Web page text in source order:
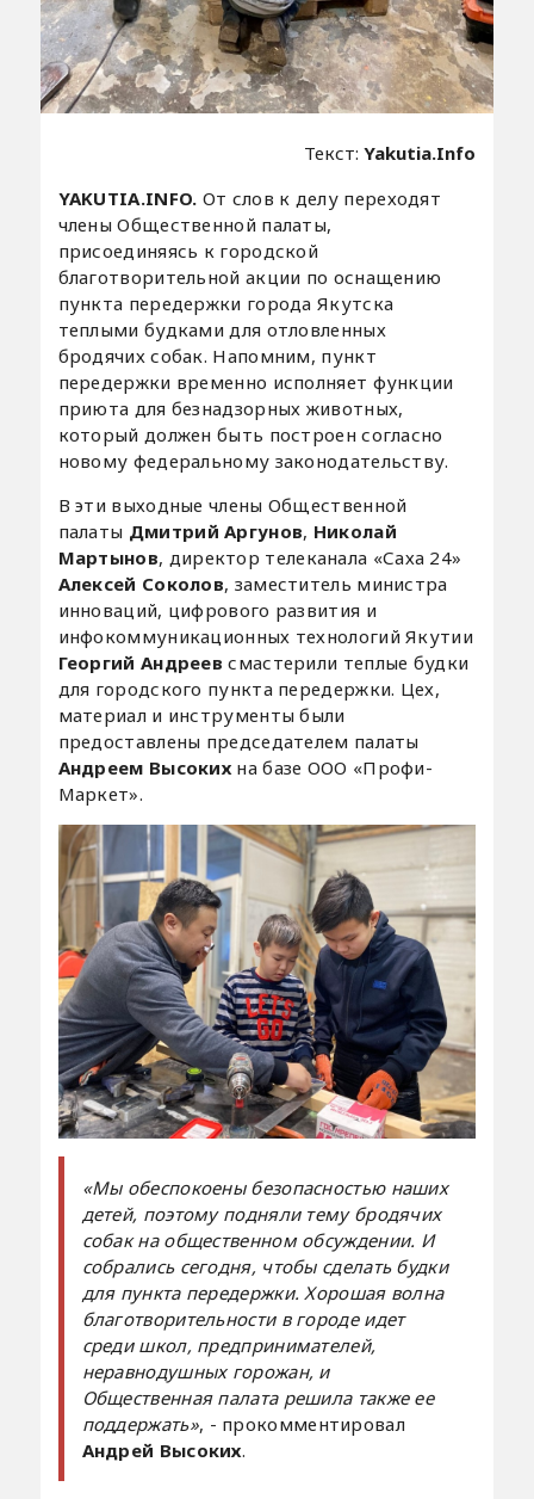
Текст:Yakutia.Info
YAKUTIA.INFO. От слов к делу переходят
члены Общественной палаты,
присоединяясь к городской
благотворительной акции по оснащению
пункта передержки города Якутска
теплыми будками для отловленных
бродячих собак. Напомним, пункт
передержки временно исполняет функции
приюта для безнадзорных животных,
который должен быть построен согласно
новому федеральному законодательству.
В эти выходные члены Общественной
палаты Дмитрий Аргунов, Николай
Мартынов, директор телеканала «Саха 24»
Алексей Соколов, заместитель министра
инноваций, цифрового развития и
инфокоммуникационных технологий Якутии
Георгий Андреев смастерили теплые будки
для городского пункта передержки. Цех,
материал и инструменты были
предоставлены председателем палаты
Андреем Высоких на базе ООО «Профи-
Маркет».
«Мы обеспокоены безопасностью наших
детей, поэтому подняли тему бродячих
собак на общественном обсуждении. И
собрались сегодня, чтобы сделать будки
для пункта передержки. Хорошая волна
благотворительности в городе идет
среди школ, предпринимателей,
неравнодушных горожан, и
Общественная палата решила также ее
поддержать», - прокомментировал
Андрей Высоких.